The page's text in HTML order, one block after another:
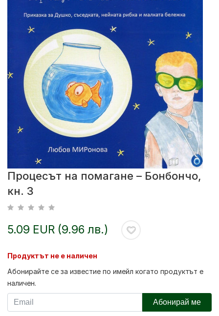
Процесът на помагане – Бонбончо,
кн. 3
5.09 EUR (9.96 лв.)
Продуктът не е наличен
Абонирайте се за известие по имейл когато продуктът е
наличен.
Абонирай ме